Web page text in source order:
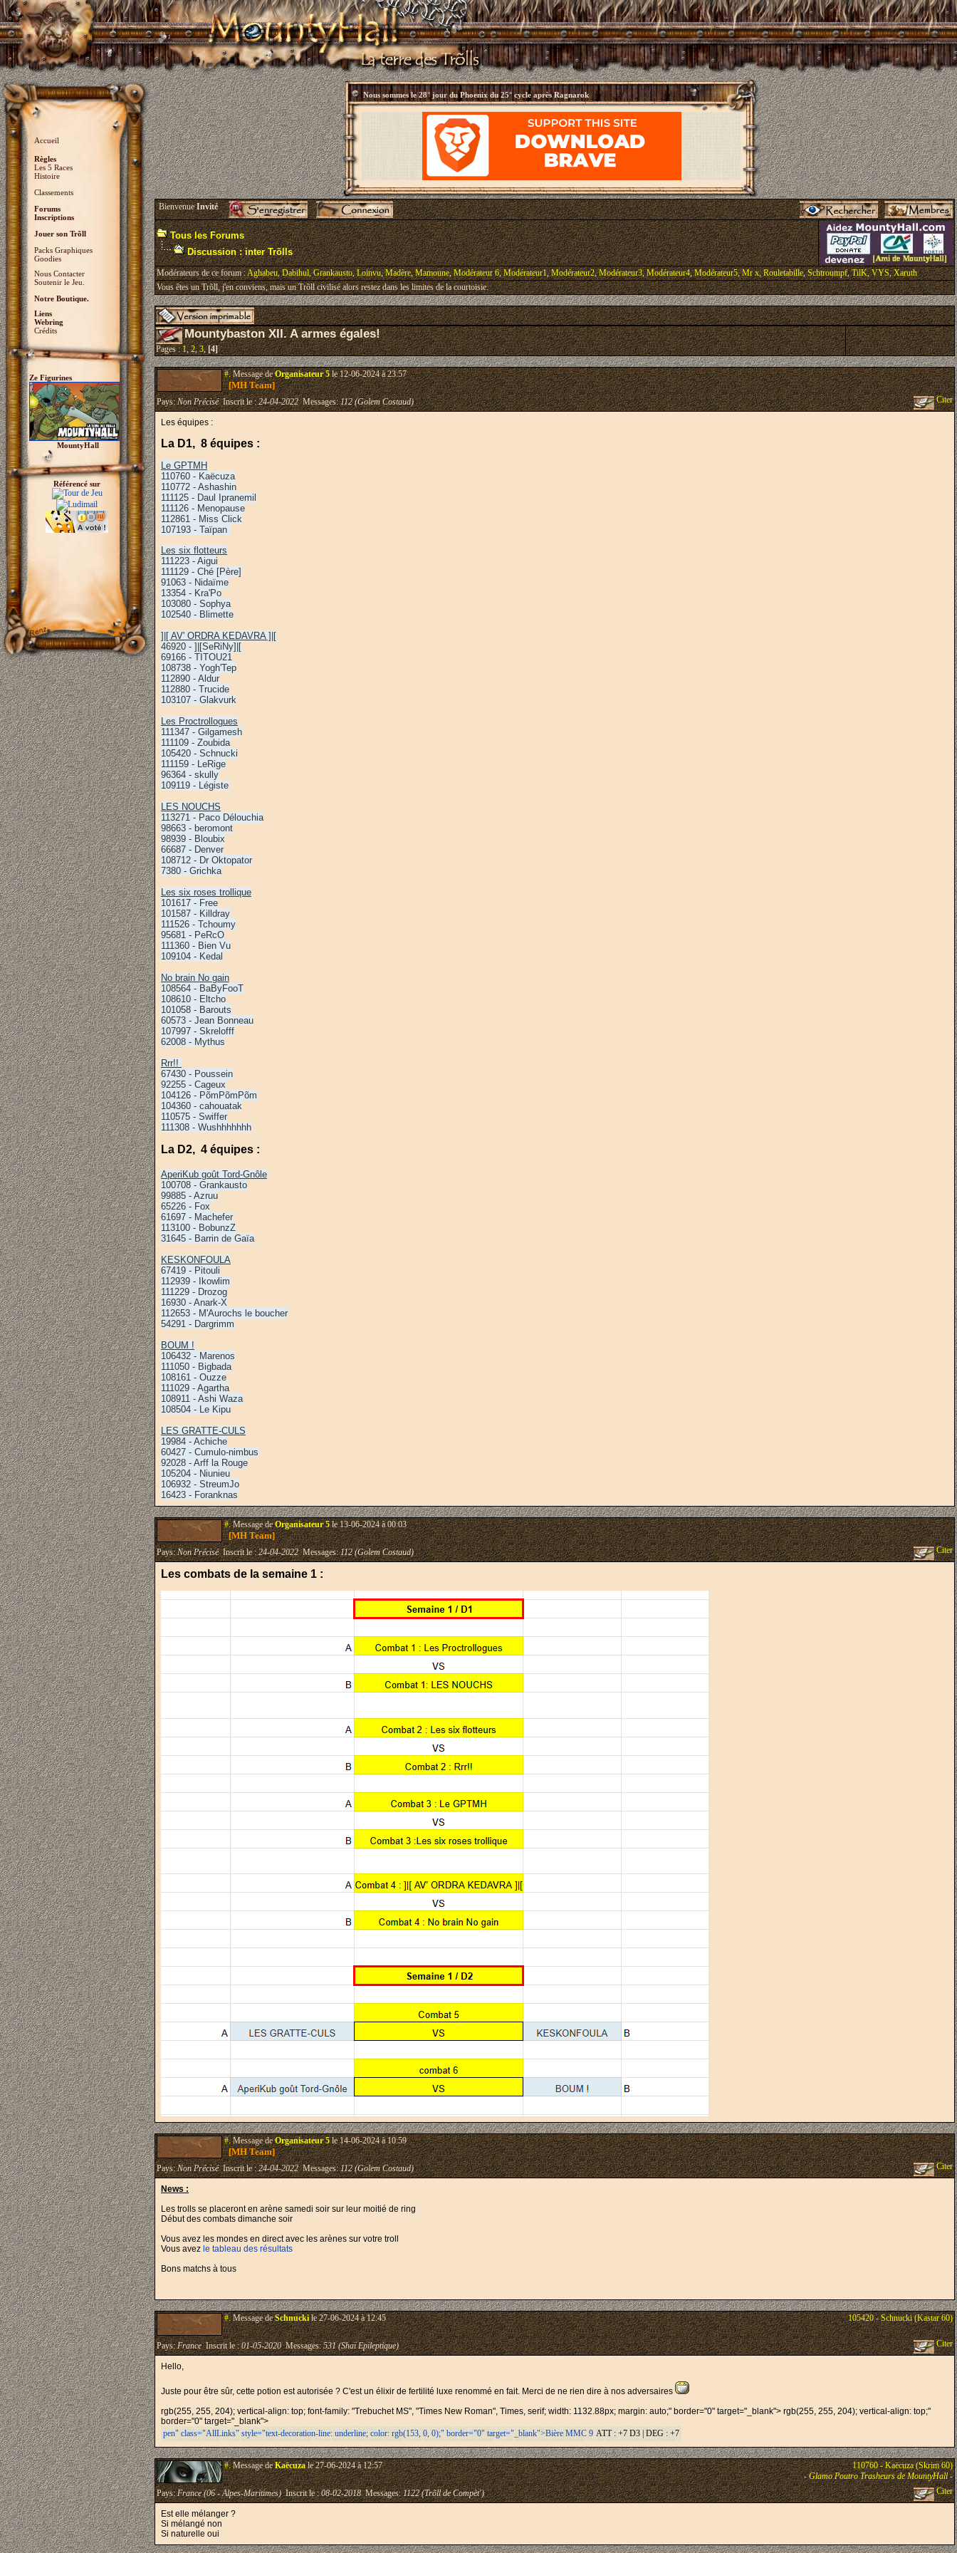
Accueil
Règles
Les 5 Races
Histoire
Classements
Forums
Inscriptions
Jouer son Trõll
Packs Graphiques
Goodies
Nous Contacter
Soutenir le Jeu.
Notre Boutique.
Liens
Webring
Crédits
Ze Figurines
MountyHall
Référencé sur
Nous sommes le28° jour du Phoenix du 25° cycle après Ragnarok
BienvenueInvité
Tous les Forums
Discussion : inter Trõlls
Modérateurs de ce forum :Aghabeu,Dabihul,Grankausto,Loinvu,Madère,Mamoune,Modérateur 6,Modérateur1,Modérateur2,Modérateur3,Modérateur4,Modérateur5,Mr x,Rouletabille,Schtroumpf,TilK,VYS,Xaruth
Vous êtes un Trõll, j'en conviens, mais un Trõll civilisé alors restez dans les limites de la courtoisie.
Mountybaston XII. A armes égales!
Pages :1,2,3,[4]
#.Message deOrganisateur 5le 12-06-2024 à 23:57
[MH Team]
Pays:Non PréciséInscrit le :24-04-2022Messages:112 (Golem Costaud) Citer
Les équipes :
La D1, 8 équipes :
Le GPTMH
110760 - Kaëcuza
110772 - Ashashin
111125 - Daul Ipranemil
111126 - Menopause
112861 - Miss Click
107193 - Taïpan
Les six flotteurs
111223 - Aigui
111129 - Ché [Père]
91063 - Nidaïme
13354 - Kra'Po
103080 - Sophya
102540 - Blimette
]|[ AV' ORDRA KEDAVRA ]|[
46920 - ]|[SeRiNy]|[
69166 - TITOU21
108738 - Yogh'Tep
112890 - Aldur
112880 - Trucide
103107 - Glakvurk
Les Proctrollogues
111347 - Gilgamesh
111109 - Zoubida
105420 - Schnucki
111159 - LeRige
96364 - skully
109119 - Légiste
LES NOUCHS
113271 - Paco Délouchia
98663 - beromont
98939 - Bloubix
66687 - Denver
108712 - Dr Oktopator
7380 - Grichka
Les six roses trollique
101617 - Free
101587 - Killdray
111526 - Tchoumy
95681 - PeRcO
111360 - Bien Vu
109104 - Kedal
No brain No gain
108564 - BaByFooT
108610 - Eltcho
101058 - Barouts
60573 - Jean Bonneau
107997 - Skrelofff
62008 - Mythus
Rrr!!
67430 - Poussein
92255 - Cageux
104126 - PõmPõmPõm
104360 - cahouatak
110575 - Swiffer
111308 - Wushhhhhhh
La D2, 4 équipes :
AperiKub goût Tord-Gnôle
100708 - Grankausto
99885 - Azruu
65226 - Fox
61697 - Machefer
113100 - BobunzZ
31645 - Barrin de Gaïa
KESKONFOULA
67419 - Pitouli
112939 - Ikowlim
111229 - Drozog
16930 - Anark-X
112653 - M'Aurochs le boucher
54291 - Dargrimm
BOUM !
106432 - Marenos
111050 - Bigbada
108161 - Ouzze
111029 - Agartha
108911 - Ashi Waza
108504 - Le Kipu
LES GRATTE-CULS
19984 - Achiche
60427 - Cumulo-nimbus
92028 - Arff la Rouge
105204 - Niunieu
106932 - StreumJo
16423 - Foranknas
#.Message deOrganisateur 5le 13-06-2024 à 00:03
[MH Team]
Pays:Non PréciséInscrit le :24-04-2022Messages:112 (Golem Costaud) Citer
Les combats de la semaine 1 :
#.Message deOrganisateur 5le 14-06-2024 à 10:59
[MH Team]
Pays:Non PréciséInscrit le :24-04-2022Messages:112 (Golem Costaud) Citer
News :
Les trolls se placeront en arène samedi soir sur leur moitié de ring
Début des combats dimanche soir
Vous avez les mondes en direct avec les arènes sur votre troll
Vous avez le tableau des résultats
Bons matchs à tous
#.Message deSchnuckile 27-06-2024 à 12:45 105420 - Schnucki (Kastar 60)
Pays:FranceInscrit le :01-05-2020Messages:531 (Shaï Epileptique) Citer
Hello,
Juste pour être sûr, cette potion est autorisée ? C'est un élixir de fertilité luxe renommé en fait. Merci de ne rien dire à nos adversaires
rgb(255, 255, 204); vertical-align: top; font-family: "Trebuchet MS", "Times New Roman", Times, serif; width: 1132.88px; margin: auto;" border="0" target="_blank"> rgb(255, 255, 204); vertical-align: top;"
border="0" target="_blank">
pen" class="AllLinks" style="text-decoration-line: underline; color: rgb(153, 0, 0);" border="0" target="_blank">Bière MMC 9 ATT : +7 D3 | DEG : +7
#.Message deKaëcuzale 27-06-2024 à 12:57
110760 - Kaëcuza (Skrim 60)
-Glamo Poutro Trasheurs de MountyHall-
Pays:France (06 - Alpes-Maritimes)Inscrit le :08-02-2018Messages:1122 (Trõll de Compèt') Citer
Est elle mélanger ?
Si mélangé non
Si naturelle oui